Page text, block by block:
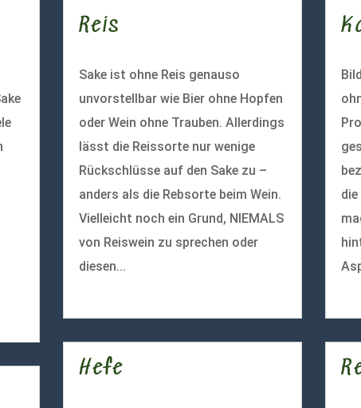
Reis
Sake ist ohne Reis genauso
unvorstellbar wie Bier ohne Hopfen
oder Wein ohne Trauben. Allerdings
lässt die Reissorte nur wenige
Rückschlüsse auf den Sake zu –
anders als die Rebsorte beim Wein.
Vielleicht noch ein Grund, NIEMALS
von Reiswein zu sprechen oder
diesen...
Hefe